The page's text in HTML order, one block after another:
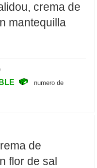
crema de
mantequilla
numero de
de
flor de sal